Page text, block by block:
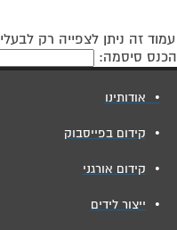
עמוד זה ניתן לצפייה רק
הכנס סיסמה:
• אודותינו
• קידום בפייסבוק
• קידום אורגני
• ייצור לידים